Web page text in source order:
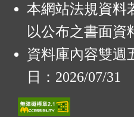
本網站法規資料
以公布之書面資
資料庫內容雙週
日：2026/07/31